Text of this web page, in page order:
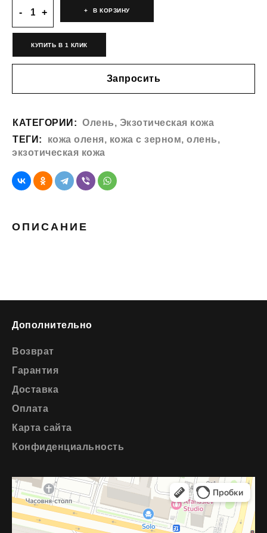
В КОРЗИНУ
КУПИТЬ В 1 КЛИК
Запросить
КАТЕГОРИИ: Олень, Экзотическая кожа
ТЕГИ:
кожа оленя, кожа с зерном, олень,
экзотическая кожа
ОПИСАНИЕ
Дополнительно
Возврат
Гарантия
Доставка
Оплата
Карта сайта
Конфиденциальность